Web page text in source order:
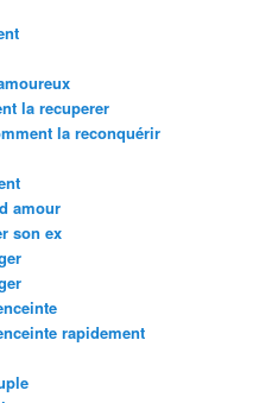
la recuperer
la reconquérir
amour
son ex
rapidement